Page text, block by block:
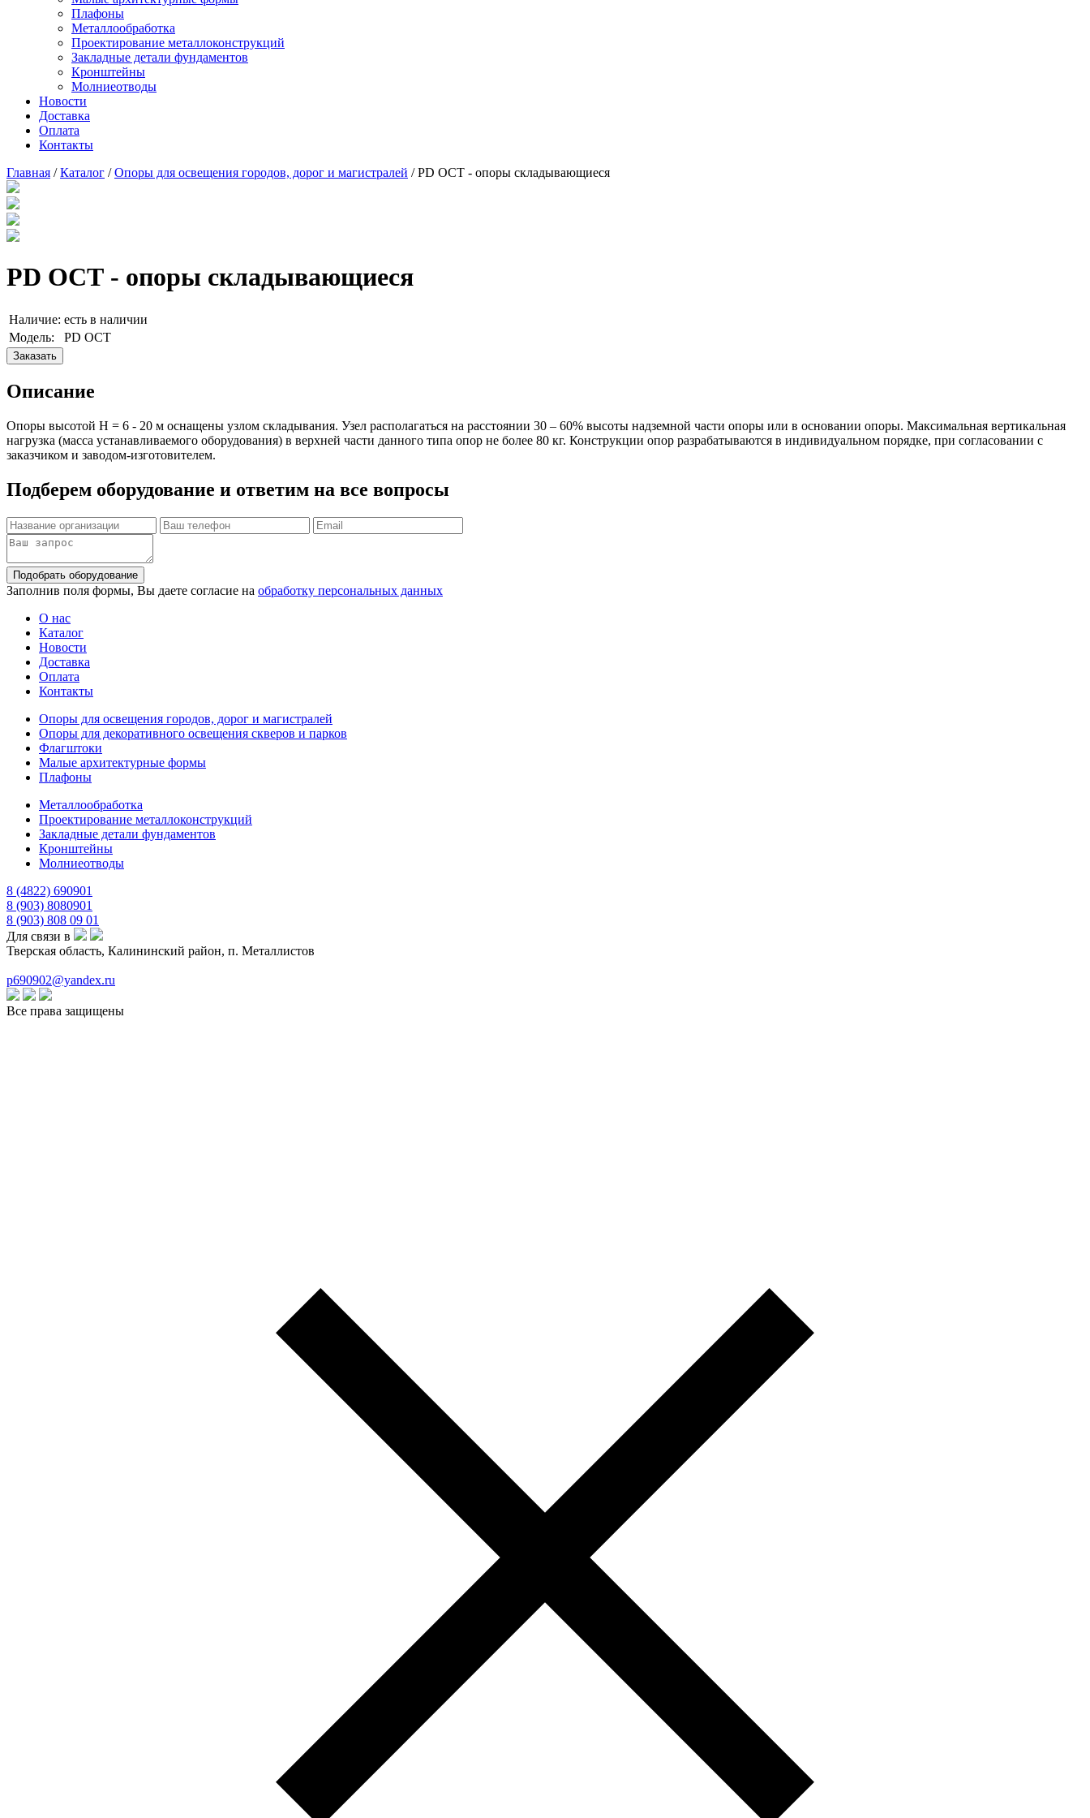
Плафоны
Металлообработка
Проектирование металлоконструкций
Закладные детали фундаментов
Кронштейны
Молниеотводы
Новости
Доставка
Оплата
Контакты
Главная /Каталог /Опоры для освещения городов, дорог и магистралей / PD ОСТ - опоры складывающиеся
PD ОСТ - опоры складывающиеся
Наличие: есть в наличии
Модель:
PD ОСТ
Заказать
Описание
Опоры высотой Н = 6 - 20 м оснащены узлом складывания. Узел располагаться на расстоянии 30 – 60% высоты надземной части опоры или в основании опоры. Максимальная вертикальная
нагрузка (масса устанавливаемого оборудования) в верхней части данного типа опор не более 80 кг. Конструкции опор разрабатываются в индивидуальном порядке, при согласовании с
заказчиком и заводом-изготовителем.
Подберем оборудование и ответим на все вопросы
Подобрать оборудование
Заполнив поля формы, Вы даете согласие на обработку персональных данных
О нас
Каталог
Новости
Доставка
Оплата
Контакты
Опоры для освещения городов, дорог и магистралей
Опоры для декоративного освещения скверов и парков
Флагштоки
Малые архитектурные формы
Плафоны
Металлообработка
Проектирование металлоконструкций
Закладные детали фундаментов
Кронштейны
Молниеотводы
8 (4822) 690901
8 (903) 8080901
8 (903) 808 09 01
Для связи в
Тверская область, Калининский район, п. Металлистов
p690902@yandex.ru
Все права защищены